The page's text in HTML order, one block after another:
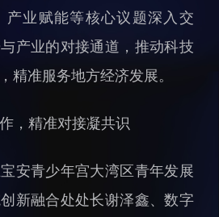
综合处
科研管理处
创新融合处
财务资产处
教育处
党群工作处
产业赋能等核心议题深入交
产业的对接通道，推动科技
精准服务地方经济发展。
，精准对接凝共识
安青少年宫大湾区青年发展
新融合处处长谢泽鑫、数字